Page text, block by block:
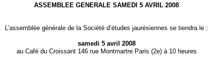
ASSEMBLEE GENERALE SAMEDI 5 AVRIL 2008
L’assemblée générale de la Société d’études jaurésiennes se tiendra le :
samedi 5 avril 2008
au Café du Croissant 146 rue Montmartre Paris (2e) à 10 heures